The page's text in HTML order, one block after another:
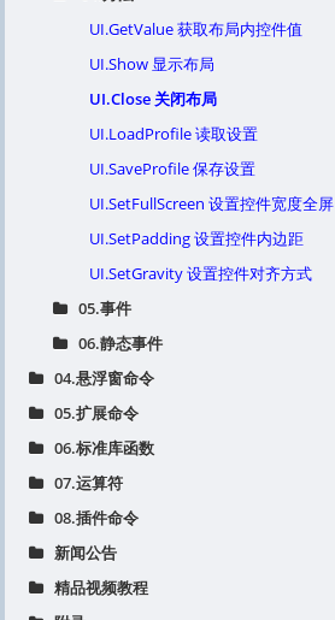
UI.GetValue 获取布局内控件值
UI.Show 显示布局
UI.Close 关闭布局
UI.LoadProfile 读取设置
UI.SaveProfile 保存设置
UI.SetFullScreen 设置控件宽度全屏
UI.SetPadding 设置控件内边距
UI.SetGravity 设置控件对齐方式
05.事件
06.静态事件
04.悬浮窗命令
05.扩展命令
06.标准库函数
07.运算符
08.插件命令
新闻公告
精品视频教程